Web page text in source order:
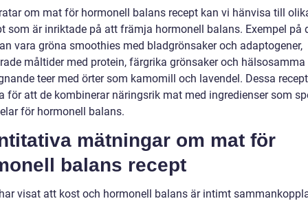
om mat för hormonell balans recept kan vi hänvisa till
som är inriktade på att främja hormonell balans. Exempel på
vara gröna smoothies med bladgrönsaker och adaptogener,
måltider med protein, färgrika grönsaker och hälsosamma
teer med örter som kamomill och lavendel. Dessa
för att de kombinerar näringsrik mat med ingredienser som
för hormonell balans.
mätningar om mat för
balans recept
visat att kost och hormonell balans är intimt